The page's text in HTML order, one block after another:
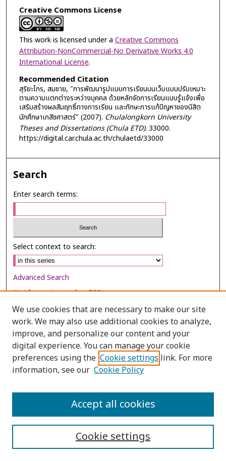
Creative Commons License
This work is licensed under a Creative Commons
Attribution-NonCommercial-No Derivative Works 4.0
International License.
Recommended Citation
สุริยะไกร, สมชาย, "การพัฒนารูปแบบการเรียนบนเว็บแบบปรับเหมาะ
ตามความแตกต่างระหว่างบุคคล ด้วยหลักจัดการเรียนแบบรู้แจ้งเพื่อ
เสริมสร้างผลสัมฤทธิ์ทางการเรียน และทักษะการแก้ปัญหาของนิสิต
นักศึกษาเภสัชศาสตร์" (2007). Chulalongkorn University
Theses and Dissertations (Chula ETD). 33000.
https://digital.car.chula.ac.th/chulaetd/33000
Search
Enter search terms:
Select context to search:
Advanced Search
Notify me via email orRSS
Browse
Collections
Disciplines
Authors
We use cookies that are necessary to make our site
work. We may also use additional cookies to analyze,
improve, and personalize our content and your
digital experience. You can manage your cookie
preferences using the Cookie settings link. For more
information, see our Cookie Policy
Cookie settings
Accept all cookies